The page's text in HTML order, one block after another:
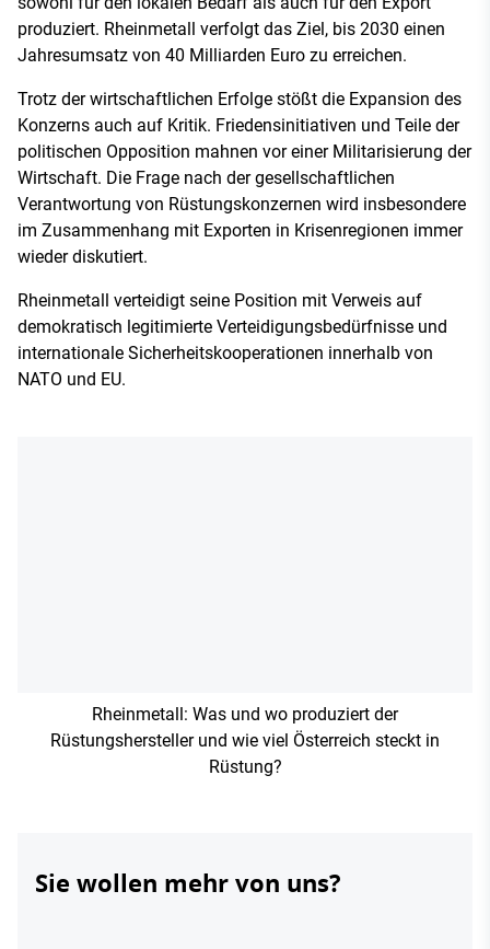
produziert. Rheinmetall verfolgt das Ziel, bis 2030 einen
Jahresumsatz von 40 Milliarden Euro zu erreichen.
Trotz der wirtschaftlichen Erfolge stößt die Expansion des
Konzerns auch auf Kritik. Friedensinitiativen und Teile der
politischen Opposition mahnen vor einer Militarisierung der
Wirtschaft. Die Frage nach der gesellschaftlichen
Verantwortung von Rüstungskonzernen wird insbesondere
im Zusammenhang mit Exporten in Krisenregionen immer
wieder diskutiert.
Rheinmetall verteidigt seine Position mit Verweis auf
demokratisch legitimierte Verteidigungsbedürfnisse und
internationale Sicherheitskooperationen innerhalb von
NATO und EU.
Rheinmetall: Was und wo produziert der
Rüstungshersteller und wie viel Österreich steckt in
Rüstung?
Sie wollen mehr von uns?